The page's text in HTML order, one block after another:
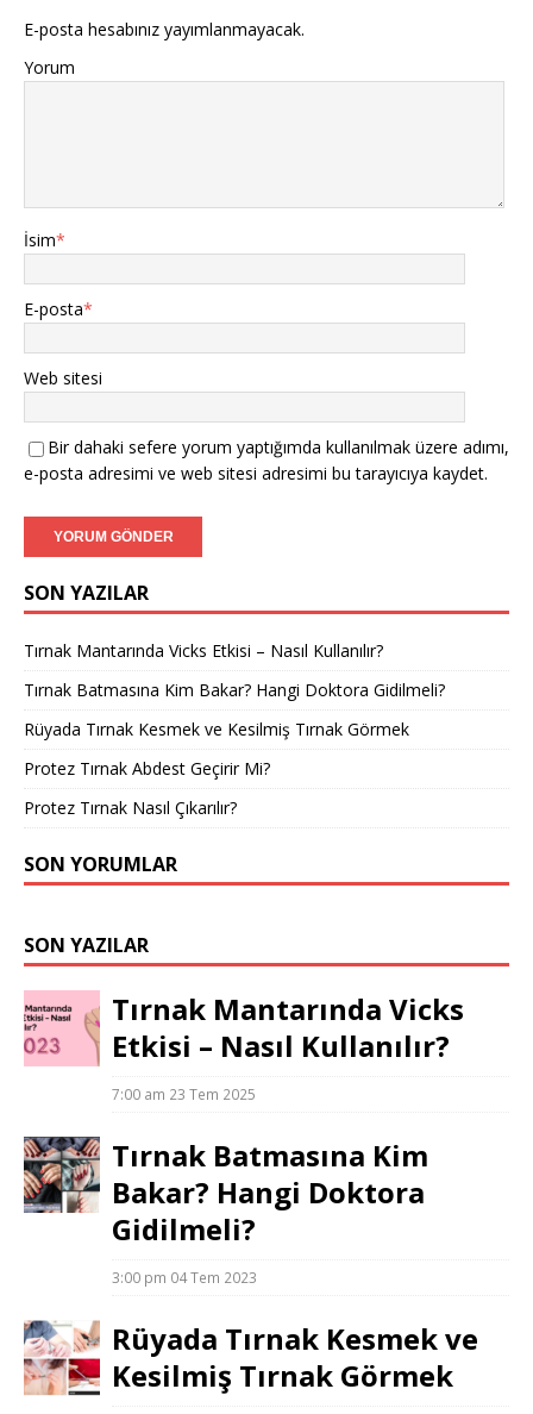
E-posta hesabınız yayımlanmayacak.
Yorum
İsim*
E-posta*
Web sitesi
Bir dahaki sefere yorum yaptığımda kullanılmak üzere adımı,
e-posta adresimi ve web sitesi adresimi bu tarayıcıya kaydet.
SON YAZILAR
Tırnak Mantarında Vicks Etkisi – Nasıl Kullanılır?
Tırnak Batmasına Kim Bakar? Hangi Doktora Gidilmeli?
Rüyada Tırnak Kesmek ve Kesilmiş Tırnak Görmek
Protez Tırnak Abdest Geçirir Mi?
Protez Tırnak Nasıl Çıkarılır?
SON YORUMLAR
SON YAZILAR
Tırnak Mantarında Vicks
Etkisi – Nasıl Kullanılır?
7:00 am 23 Tem 2025
Tırnak Batmasına Kim
Bakar? Hangi Doktora
Gidilmeli?
3:00 pm 04 Tem 2023
Rüyada Tırnak Kesmek ve
Kesilmiş Tırnak Görmek